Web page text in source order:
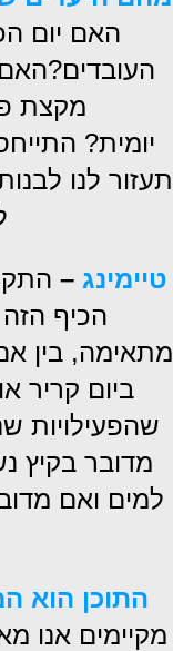
האם יום
העובדים?האם
מקצת
יומית?
תעזור לנו
טיימינג–
הכיף
מתאימה, בין
ביום קריר
שהפעילויות
מדובר בקיץ
למים ואם
התוכן הוא
מקיימים אנו